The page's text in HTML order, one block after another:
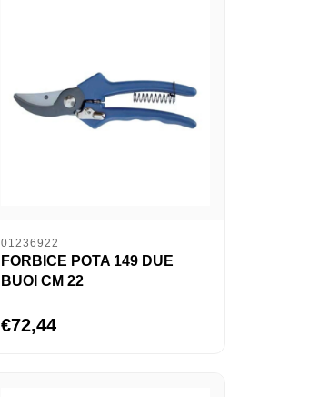
01236922
FORBICE POTA 149 DUE
BUOI CM 22
€72,44